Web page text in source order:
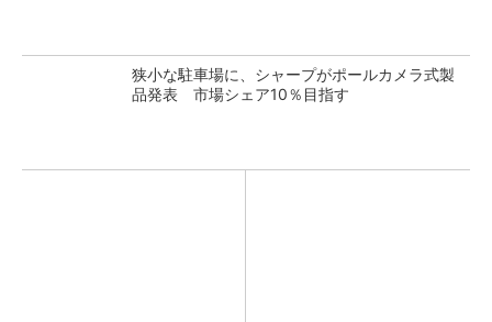
狭小な駐車場に、シャープがポールカメラ式製
品発表 市場シェア10％目指す